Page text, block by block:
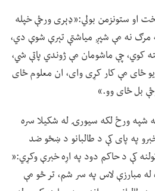
او ستونزمن بولي:«ډېری ورځې خپله
مرګ نه مې شپږ میاشتې تېرې شوې دي،
کوي، چې ماشومان مې ژوندي پاتې شي،
ځای مې کار کړی وای، ان معلوم ځای
بل ځای وو.»
شپه ورځ لکه سیورۍ له شکیلا سره
په پای کې د طالبانو د ښځو ضد
کې د حاکم دود په اړه خبرې وکړي:«
مبارزې لاس په سر شم، تر څو مې